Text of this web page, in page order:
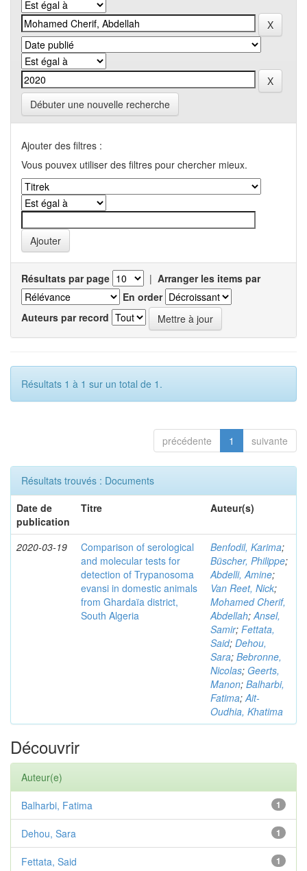
Débuter une nouvelle recherche
Ajouter des filtres :
Vous pouvex utiliser des filtres pour chercher mieux.
Résultats par page | Arranger les items par
En order
Auteurs par record
Résultats 1 à 1 sur un total de 1.
précédente 1 suivante
Résultats trouvés : Documents
Date de
publication
Titre Auteur(s)
2020-03-19
Comparison of serological
and molecular tests for
detection of Trypanosoma
evansi in domestic animals
from Ghardaïa district,
South Algeria
Benfodil, Karima;
Büscher, Philippe;
Abdelli, Amine;
Van Reet, Nick;
Mohamed Cherif,
Abdellah;Ansel,
Samir; Fettata,
Said; Dehou,
Sara; Bebronne,
Nicolas; Geerts,
Manon; Balharbi,
Fatima;Ait-
Oudhia, Khatima
Découvrir
Auteur(e)
1
Balharbi, Fatima
1
Dehou, Sara
1
Fettata, Said